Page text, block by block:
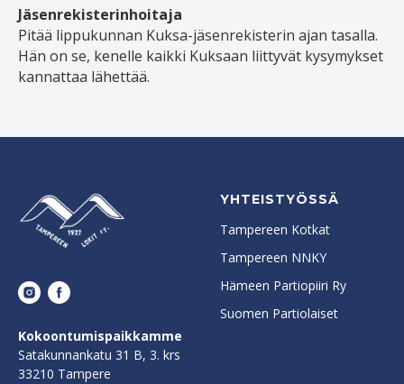
Jäsenrekisterinhoitaja
Pitää lippukunnan Kuksa-jäsenrekisterin ajan tasalla.
Hän on se, kenelle kaikki Kuksaan liittyvät kysymykset
kannattaa lähettää.
Kokoontumispaikkamme
Satakunnankatu 31 B, 3. krs
33210 Tampere
YHTEISTYÖSSÄ
Tampereen Kotkat
Tampereen NNKY
Hämeen Partiopiiri Ry
Suomen Partiolaiset